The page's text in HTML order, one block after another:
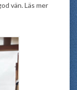
vän. Läs mer